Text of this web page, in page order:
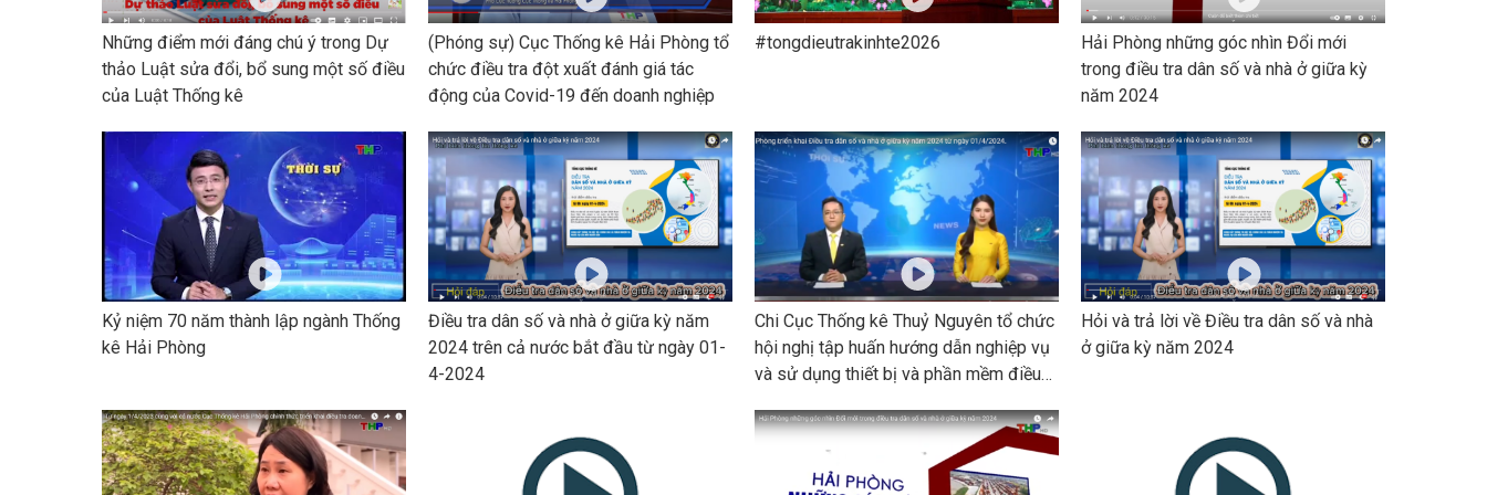
Những điểm mới đáng chú ý trong Dự
thảo Luật sửa đổi, bổ sung một số điều
của Luật Thống kê
(Phóng sự) Cục Thống kê Hải Phòng tổ
chức điều tra đột xuất đánh giá tác
động của Covid-19 đến doanh nghiệp
#tongdieutrakinhte2026
Hải Phòng những góc nhìn Đổi mới
trong điều tra dân số và nhà ở giữa kỳ
năm 2024
Kỷ niệm 70 năm thành lập ngành Thống
kê Hải Phòng
Điều tra dân số và nhà ở giữa kỳ năm
2024 trên cả nước bắt đầu từ ngày 01-
4-2024
Chi Cục Thống kê Thuỷ Nguyên tổ chức
hội nghị tập huấn hướng dẫn nghiệp vụ
và sử dụng thiết bị và phần mềm điều
trên địa bàn huyện Thuỷ Nguyên
Hỏi và trả lời về Điều tra dân số và nhà
ở giữa kỳ năm 2024